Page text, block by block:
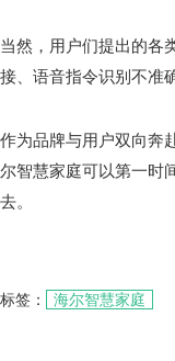
当然，用户们提出的各
接、语音指令识别不准
作为品牌与用户双向奔
尔智慧家庭可以第一时
去。
标签： 海尔智慧家庭